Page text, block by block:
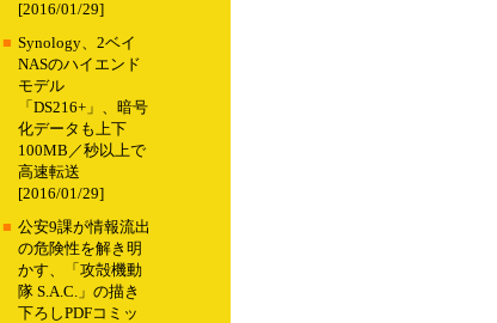
[2016/01/29]
■ Synology、2ベイ
NASのハイエンド
モデル
「DS216+」、暗号
化データも上下
100MB／秒以上で
高速転送
[2016/01/29]
■ 公安9課が情報流出
の危険性を解き明
かす、「攻殻機動
隊 S.A.C.」の描き
下ろしPDFコミッ